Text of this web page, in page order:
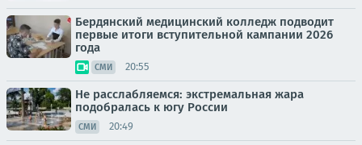
Бердянский медицинский колледж подводит
первые итоги вступительной кампании 2026
года
СМИ 20:55
Не расслабляемся: экстремальная жара
подобралась к югу России
СМИ 20:49